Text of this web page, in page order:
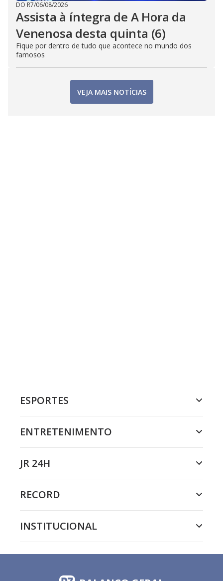
DO R7/06/08/2026
Assista à íntegra de A Hora da
Venenosa desta quinta (6)
Fique por dentro de tudo que acontece no mundo dos
famosos
VEJA MAIS NOTÍCIAS
ESPORTES
ENTRETENIMENTO
JR 24H
RECORD
INSTITUCIONAL